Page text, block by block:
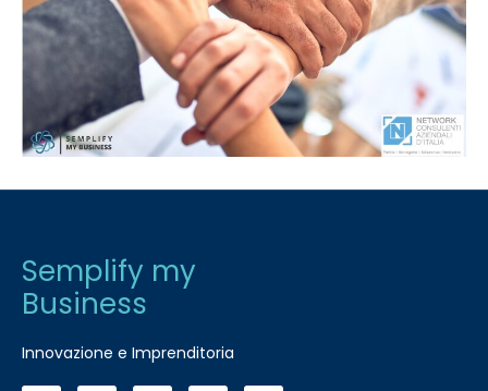
Semplify my
Business
Innovazione e Imprenditoria